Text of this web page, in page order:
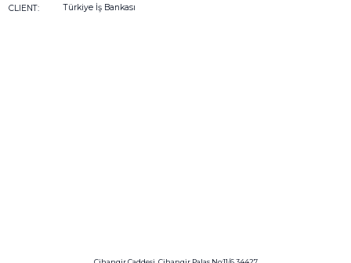
CLIENT:
Türkiye İş Bankası